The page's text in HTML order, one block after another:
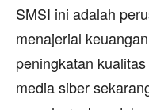
SMSI ini adalah
menajerial
peningkatan
media siber